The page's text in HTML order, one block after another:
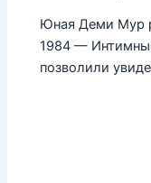
Юная Деми Мур
1984 —
позволили